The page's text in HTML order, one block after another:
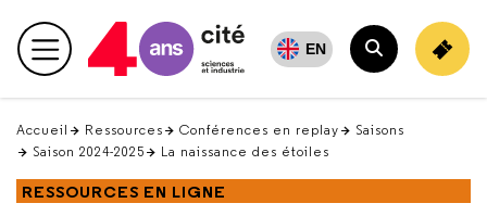
en
haut Menu principal EN
Rechercher
Accueil Ressources Conférences en replay
Saisons
Saison 2024-2025
La naissance des étoiles
RESSOURCES EN LIGNE